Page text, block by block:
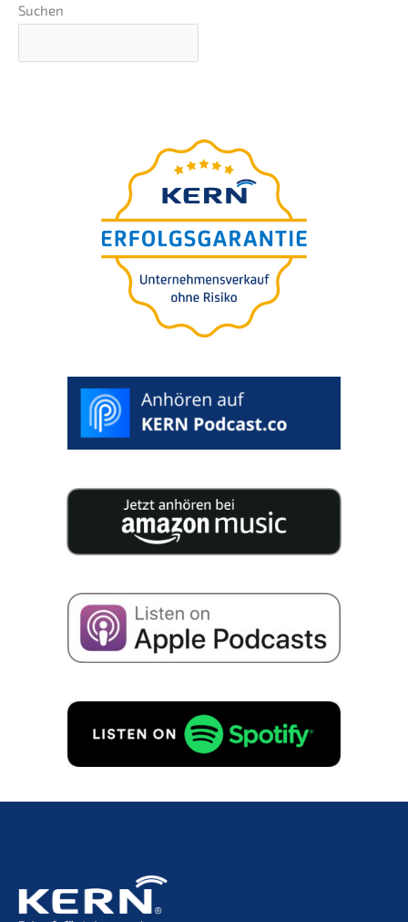
Suchen
webinar–präsen­tiert von Nils
Koerber
Unter­neh­mens-kauf
&A) - Selbstän­dig­keit
oder Strate­gie für
Wachstum
SELECT DESIRED DATE